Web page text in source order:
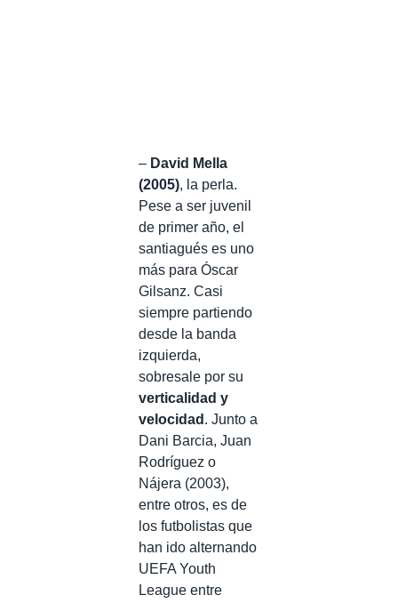
– David Mella
(2005), la perla.
Pese a ser juvenil
de primer año, el
santiagués es uno
más para Óscar
Gilsanz. Casi
siempre partiendo
desde la banda
izquierda,
sobresale por su
verticalidad y
velocidad . Junto a
Dani Barcia, Juan
Rodríguez o
Nájera (2003),
entre otros, es de
los futbolistas que
han ido alternando
UEFA Youth
League entre